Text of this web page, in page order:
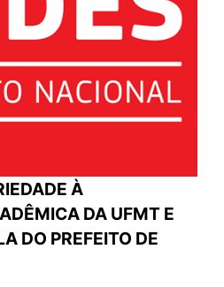
À
DA UFMT E
DO PREFEITO DE